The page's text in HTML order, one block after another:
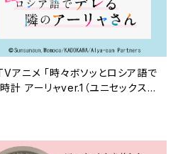
アニメ 「時々ボソッとロシア語で
計 アーリャver.1（ユニセックス
/ 革ベルト色：ブルー 価格13,0